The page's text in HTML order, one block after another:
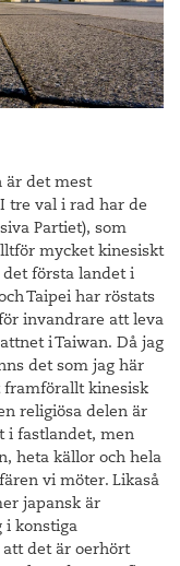
är det mest
tre val i rad har de
Partiet), som
mycket kinesiskt
det första landet i
Taipei har röstats
invandrare att leva
i Taiwan. Då jag
det som jag här
framförallt kinesisk
religiösa delen är
i fastlandet, men
heta källor och hela
vi möter. Likaså
japansk är
i konstiga
det är oerhört